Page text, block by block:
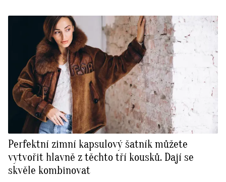
Perfektní zimní kapsulový šatník můžete
vytvořit hlavně z těchto tří kousků. Dají se
skvěle kombinovat